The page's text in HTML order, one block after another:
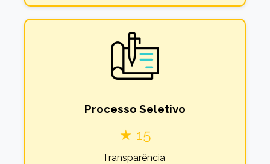
Processo Seletivo
★ 15
Transparência